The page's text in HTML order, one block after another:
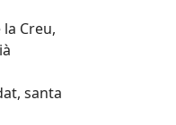
Creu,
santa